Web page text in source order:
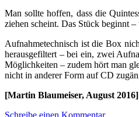
Man sollte hoffen, dass die
ziehen scheint. Das Stück beginnt
Aufnahmetechnisch ist die Box
herausgefiltert – bei ein, zwei
Möglichkeiten – zudem hört man
nicht in anderer Form auf CD
[Martin Blaumeiser, August 2016]
Schreibe einen Kommentar